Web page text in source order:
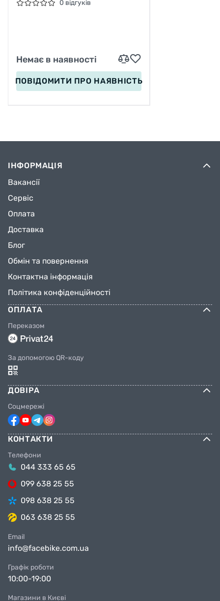
0 відгуків
Немає в наявності
ПОВІДОМИТИ ПРО НАЯВНІСТЬ
ІНФОРМАЦІЯ
Вакансії
Сервіс
Оплата
Доставка
Блог
Обмін та повернення
Контактна інформація
Політика конфіденційності
ОПЛАТА
Переказом
За допомогою QR-коду
ДОВІРА
Соцмережі
КОНТАКТИ
Телефони
044 333 65 65
099 638 25 55
098 638 25 55
063 638 25 55
Email
info@facebike.com.ua
Графік роботи
10:00-19:00
Магазини в Києві